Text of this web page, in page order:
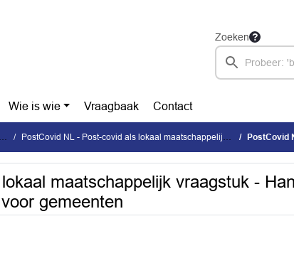
Zoeken
Wie is wie Vraagbaak Contact
PostCovid NL - Post-covid als lokaal maatschappelijk vraagstuk PostCovid NL - Post-
maatschappelijk vraagstuk -
gemeenten